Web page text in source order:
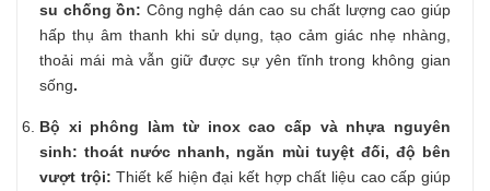
su chống ồn: Công nghệ dán cao su chất lượng cao giúp
hấp thụ âm thanh khi sử dụng, tạo cảm giác nhẹ nhàng,
thoải mái mà vẫn giữ được sự yên tĩnh trong không gian
sống.
Bộ xi phông làm từ inox cao cấp và nhựa nguyên
sinh: thoát nước nhanh, ngăn mùi tuyệt đối, độ bên
vượt trội:Thiết kế hiện đại kết hợp chất liệu cao cấp giúp